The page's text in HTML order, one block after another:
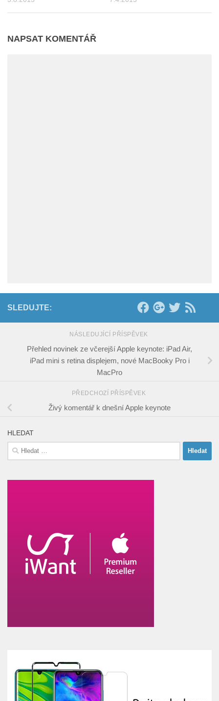
NAPSAT KOMENTÁŘ
SLEDUJTE:
NÁSLEDUJÍCÍ PŘÍSPĚVEK
Přehled novinek ze včerejší Apple keynote: iPad Air,
iPad mini s retina displejem, nové MacBooky Pro i
MacPro
PŘEDCHOZÍ PŘÍSPĚVEK
Živý komentář k dnešní Apple keynote
HLEDAT
Vyhledávání